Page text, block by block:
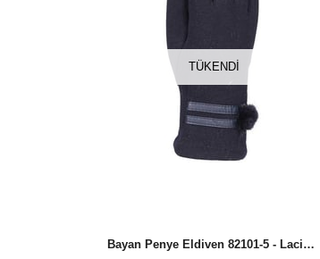
TÜKENDI
Bayan Penye Eldiven 82101-5 - Lacivert